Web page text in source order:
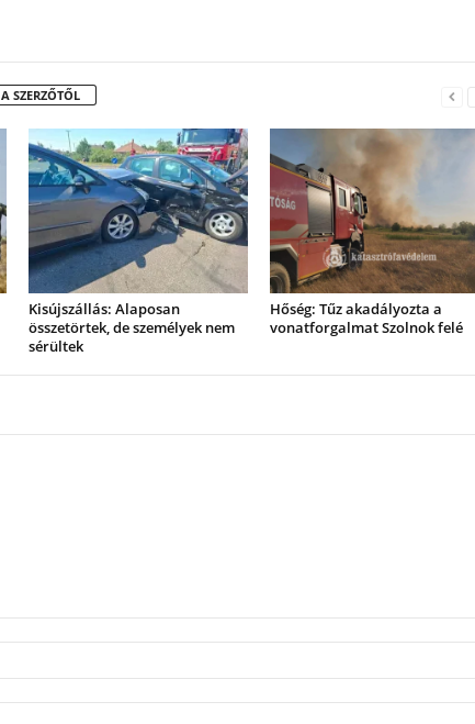
SZERZŐTŐL
Kisújszállás: Alaposan
összetörtek, de személyek nem
sérültek
Hőség: Tűz akadályozta a
vonatforgalmat Szolnok felé